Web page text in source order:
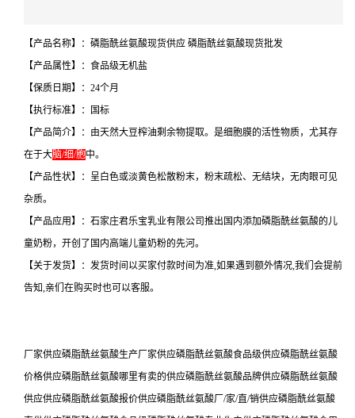
【产品名称】：磷脂酰丝氨酸现货供应 磷脂酰丝氨酸现货批发
【产品属性】：食品级无机盐
【保质日期】：24个月
【执行标准】：国标
【产品简介】：由天然大豆榨油剩余物提取。是细胞膜的活性物质，尤其存
在于大脑/细/胞中。
【产品性状】：呈白色或淡黄色松散粉末，粉末疏松、无结块，无肉眼可见
杂质。
【产品应用】：石家庄君乐宝乳业有限公司推出国内添加磷脂酰丝氨酸的儿
童奶粉，开创了国内高端儿童奶粉的先河。
【关于发货】：发货时间以买家付款时间为准,如果遇到额外情况,我们会提前
告知,亲们在购买时也可以客服。
厂家供应磷脂酰丝氨酸生产厂家供应磷脂酰丝氨酸食品级供应磷脂酰丝氨酸
价格供应磷脂酰丝氨酸哪里有卖的供应磷脂酰丝氨酸品牌供应磷脂酰丝氨酸
供应供应磷脂酰丝氨酸报价供应磷脂酰丝氨酸厂/家/直/销供应磷脂酰丝氨酸